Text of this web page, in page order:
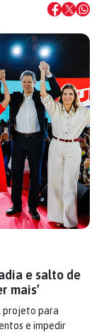
e salto de
mais’
projeto para
e impedir